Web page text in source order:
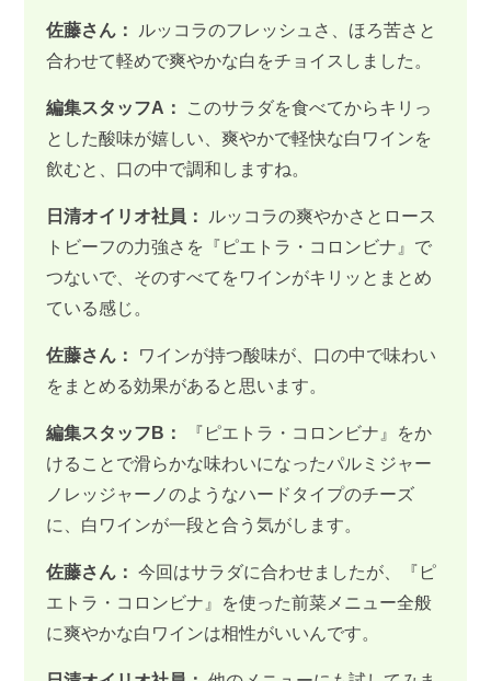
佐藤さん：
ルッコラのフレッシュさ、ほろ苦さと
合わせて軽めで爽やかな白をチョイスしました。
編集スタッフA：
このサラダを食べてからキリっ
とした酸味が嬉しい、爽やかで軽快な白ワインを
飲むと、口の中で調和しますね。
日清オイリオ社員：
ルッコラの爽やかさとロース
トビーフの力強さを『ピエトラ・コロンビナ』で
つないで、そのすべてをワインがキリッとまとめ
ている感じ。
佐藤さん：
ワインが持つ酸味が、口の中で味わい
をまとめる効果があると思います。
編集スタッフB：
『ピエトラ・コロンビナ』をか
けることで滑らかな味わいになったパルミジャー
ノレッジャーノのようなハードタイプのチーズ
に、白ワインが一段と合う気がします。
佐藤さん： 今回はサラダに合わせましたが、『ピ
エトラ・コロンビナ』を使った前菜メニュー全般
に爽やかな白ワインは相性がいいんです。